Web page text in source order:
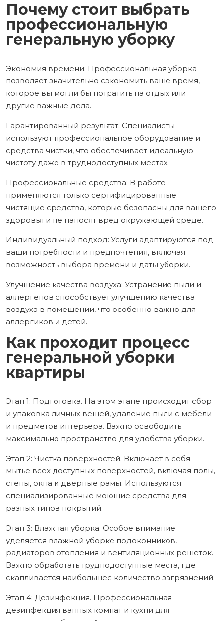
Почему стоит выбрать
профессиональную
генеральную уборку
Экономия времени: Профессиональная уборка
позволяет значительно сэкономить ваше время,
которое вы могли бы потратить на отдых или
другие важные дела.
Гарантированный результат: Специалисты
используют профессиональное оборудование и
средства чистки, что обеспечивает идеальную
чистоту даже в труднодоступных местах.
Профессиональные средства: В работе
применяются только сертифицированные
чистящие средства, которые безопасны для вашего
здоровья и не наносят вред окружающей среде.
Индивидуальный подход: Услуги адаптируются под
ваши потребности и предпочтения, включая
возможность выбора времени и даты уборки.
Улучшение качества воздуха: Устранение пыли и
аллергенов способствует улучшению качества
воздуха в помещении, что особенно важно для
аллергиков и детей.
Как проходит процесс
генеральной уборки
квартиры
Этап 1: Подготовка. На этом этапе происходит сбор
и упаковка личных вещей, удаление пыли с мебели
и предметов интерьера. Важно освободить
максимально пространство для удобства уборки.
Этап 2: Чистка поверхностей. Включает в себя
мытьё всех доступных поверхностей, включая полы,
стены, окна и дверные рамы. Используются
специализированные моющие средства для
разных типов покрытий.
Этап 3: Влажная уборка. Особое внимание
уделяется влажной уборке подоконников,
радиаторов отопления и вентиляционных решёток.
Важно обработать труднодоступные места, где
скапливается наибольшее количество загрязнений.
Этап 4: Дезинфекция. Профессиональная
дезинфекция ванных комнат и кухни для